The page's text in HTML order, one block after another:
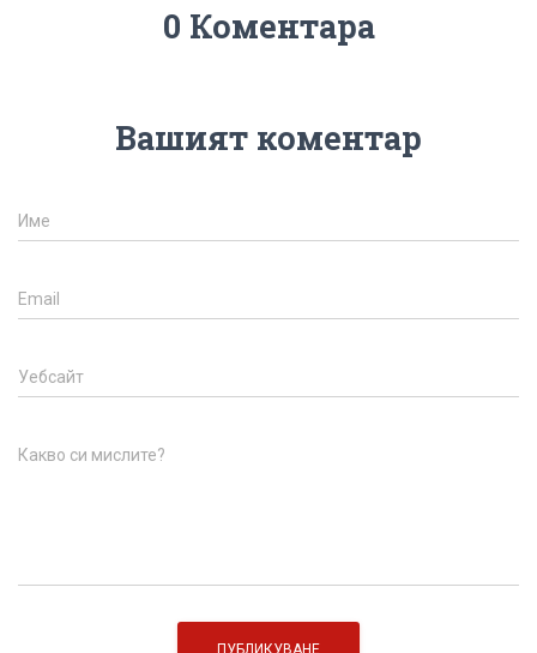
0 Коментара
Вашият коментар
Име
Email
Уебсайт
Какво си мислите?